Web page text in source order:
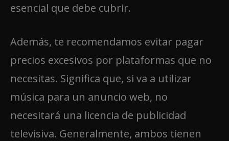
esencial que debe cubrir.
Además, te recomendamos evitar pagar
precios excesivos por plataformas que no
necesitas. Significa que, si va a utilizar
música para un anuncio web, no
necesitará una licencia de publicidad
televisiva. Generalmente, ambos tienen